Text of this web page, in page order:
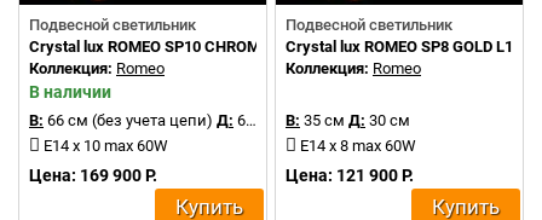
Подвесной светильник
Crystal lux ROMEO SP10 CHROME D600
Коллекция: Romeo
В наличии
В: 66 см (без учета цепи) Д: 60 см
E14 x 10 max 60W
Цена: 169 900 Р.
Купить
Подвесной светильник
Crystal lux ROMEO SP8 GOLD L1000
Коллекция: Romeo
В: 35 см Д: 30 см
E14 x 8 max 60W
Цена: 121 900 Р.
Купить